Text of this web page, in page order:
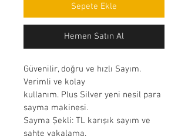
Sepete Ekle
Hemen Satın Al
Güvenilir, doğru ve hızlı Sayım.
Verimli ve kolay
kullanım. Plus Silver yeni nesil para
sayma makinesi.
Sayma Şekli: TL karışık sayım ve
sahte yakalama.